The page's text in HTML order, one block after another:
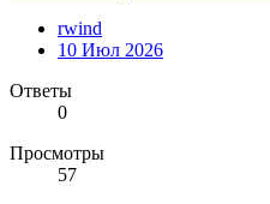
rwind
10 Июл 2026
Ответы
0
Просмотры
57